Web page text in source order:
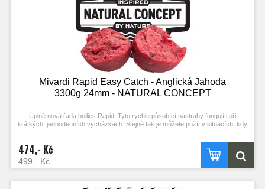
Mivardi Rapid Easy Catch - Anglická Jahoda
3300g 24mm - NATURAL CONCEPT
Úplně nová řada boilies Rapid. Tyto rychle působící nástrahy fungují i při
krátkých, jednodenních vycházkách. Stejně tak je můžete požít v situacích, kdy
podporuje práci ve studené vodě. Kvalitní esence a výrazné barvy zajišťují
vysokou atraktivitu i bez použití boosterů. Optimální konzistence a použití R-
FACTORu umožňují snadné nastražení (propíchnutí) a zároveň velkou výdrž.
474,- Kč
499,- Kč